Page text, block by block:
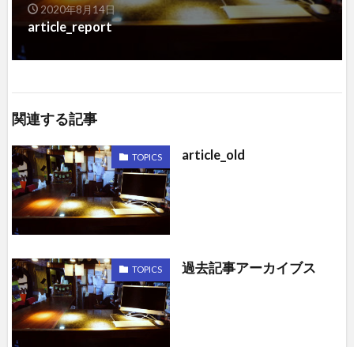
2020年8月14日
article_report
関連する記事
TOPICS article_old
TOPICS 過去記事アーカイブス